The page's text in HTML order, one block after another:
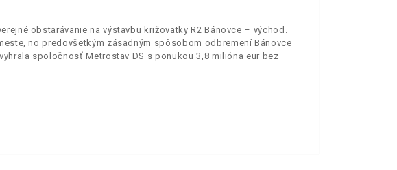
obstarávanie na výstavbu križovatky R2 Bánovce – východ.
no predovšetkým zásadným spôsobom odbremení Bánovce
spoločnosť Metrostav DS s ponukou 3,8 milióna eur bez